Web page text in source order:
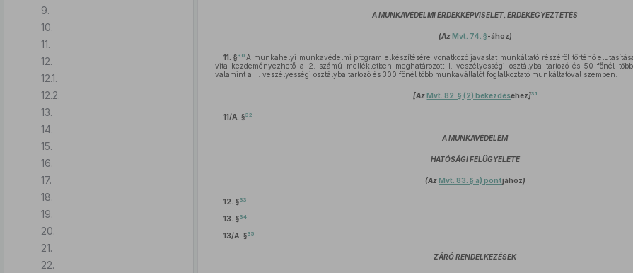
9.
10.
11.
12.
12.1.
12.2.
13.
14.
15.
16.
17.
18.
19.
20.
21.
22.
A MUNKAVÉDELMI ÉRDEKKÉPVISELET, ÉRDEKEGYEZTETÉS
(AzMvt. 74. §-ához)
11. §30 A munkahelyi munkavédelmi program elkészítésére vonatkozó javaslat munkáltató részéről történő
vita kezdeményezhető a 2. számú mellékletben meghatározott I. veszélyességi osztályba tartozó és 50 főnél
valamint a II. veszélyességi osztályba tartozó és 300 főnél több munkavállalót foglalkoztató munkáltatóval szemben.
[AzMvt. 82. § (2) bekezdéséhez]31
11/A. §32
A MUNKAVÉDELEM
HATÓSÁGI FELÜGYELETE
(AzMvt. 83. § a) pontjához)
12. §33
13. §34
13/A. §35
ZÁRÓ RENDELKEZÉSEK